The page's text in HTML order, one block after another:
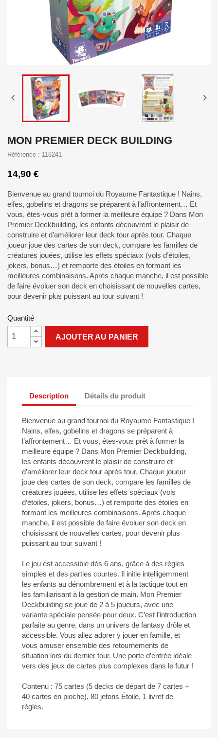
 
MON PREMIER DECK BUILDING
Référence : 118241
14,90 €
Bienvenue au grand tournoi du Royaume Fantastique ! Nains,
elfes, gobelins et dragons se préparent à l’affrontement… Et
vous, êtes-vous prêt à former la meilleure équipe ? Dans Mon
Premier Deckbuilding, les enfants découvrent le plaisir de
construire et d’améliorer leur deck tour après tour. Chaque
joueur joue des cartes de son deck, compare les familles de
créatures jouées, utilise les effets spéciaux (vols d’étoiles,
jokers, bonus…) et remporte des étoiles en formant les
meilleures combinaisons. Après chaque manche, il est possible
de faire évoluer son deck en choisissant de nouvelles cartes,
pour devenir plus puissant au tour suivant !
Quantité
AJOUTER AU PANIER
Description Détails du produit
Bienvenue au grand tournoi du Royaume Fantastique !
Nains, elfes, gobelins et dragons se préparent à
l’affrontement… Et vous, êtes-vous prêt à former la
meilleure équipe ? Dans Mon Premier Deckbuilding,
les enfants découvrent le plaisir de construire et
d’améliorer leur deck tour après tour. Chaque joueur
joue des cartes de son deck, compare les familles de
créatures jouées, utilise les effets spéciaux (vols
d’étoiles, jokers, bonus…) et remporte des étoiles en
formant les meilleures combinaisons. Après chaque
manche, il est possible de faire évoluer son deck en
choisissant de nouvelles cartes, pour devenir plus
puissant au tour suivant !
Le jeu est accessible dès 6 ans, grâce à des règles
simples et des parties courtes. Il initie intelligemment
les enfants au dénombrement et à la tactique tout en
les familiarisant à la gestion de main. Mon Premier
Deckbuilding se joue de 2 à 5 joueurs, avec une
variante spéciale pensée pour deux. C’est l’introduction
parfaite au genre, dans un univers de fantasy drôle et
accessible. Vous allez adorer y jouer en famille, et
vous amuser ensemble des retournements de
situation lors du dernier tour. Une porte d’entrée idéale
vers des jeux de cartes plus complexes dans le futur !
Contenu : 75 cartes (5 decks de départ de 7 cartes +
40 cartes en pioche), 80 jetons Étoile, 1 livret de
règles.